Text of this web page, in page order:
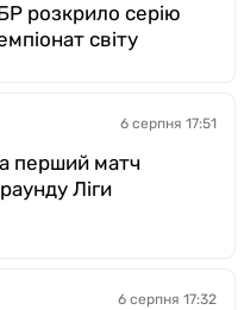
розкрило серію
світу
6 серпня 17:51
перший матч
Ліги
6 серпня 17:32